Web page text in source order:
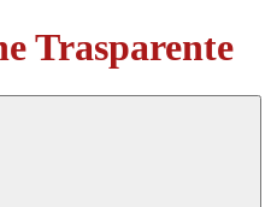
Trasparente